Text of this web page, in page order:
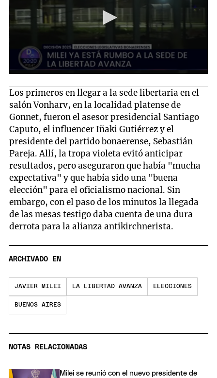
Los primeros en llegar a la sede libertaria en el
salón Vonharv, en la localidad platense de
Gonnet, fueron el asesor presidencial Santiago
Caputo, el influencer Iñaki Gutiérrez y el
presidente del partido bonaerense, Sebastián
Pareja. Allí, la tropa violeta evitó anticipar
resultados, pero aseguraron que había "mucha
expectativa" y que había sido una "buena
elección" para el oficialismo nacional. Sin
embargo, con el paso de los minutos la llegada
de las mesas testigo daba cuenta de una dura
derrota para la alianza antikirchnerista.
ARCHIVADO EN
JAVIER MILEI LA LIBERTAD AVANZA ELECCIONES
BUENOS AIRES
NOTAS RELACIONADAS
Milei se reunió con el nuevo presidente de